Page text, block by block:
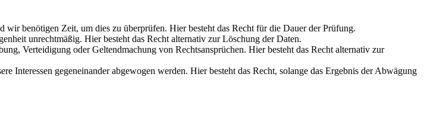
wir benötigen Zeit, um dies zu überprüfen. Hier besteht das Recht für die Dauer der Prüfung.
unrechtmäßig. Hier besteht das Recht alternativ zur Löschung der Daten.
Verteidigung oder Geltendmachung von Rechtsansprüchen. Hier besteht das Recht alternativ zur
Interessen gegeneinander abgewogen werden. Hier besteht das Recht, solange das Ergebnis der Abwägung